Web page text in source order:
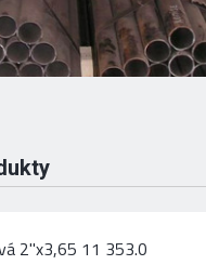
2"x3,65 11 353.0